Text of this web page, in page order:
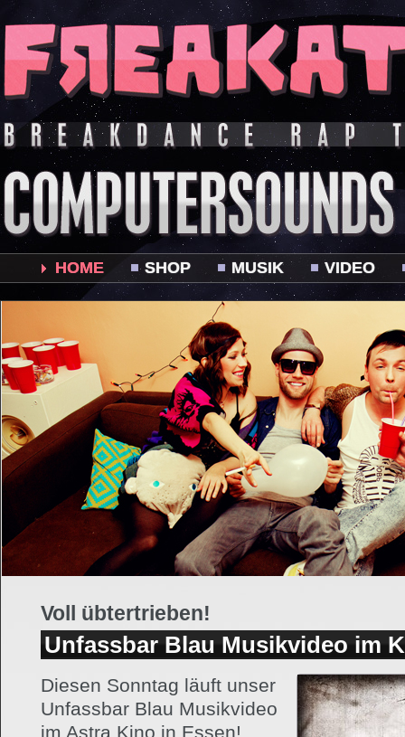
HOME SHOP MUSIK VIDEO
Voll übtertrieben!
Unfassbar Blau Musikvideo im
Diesen Sonntag läuft unser
Unfassbar Blau Musikvideo
im Astra Kino in Essen!